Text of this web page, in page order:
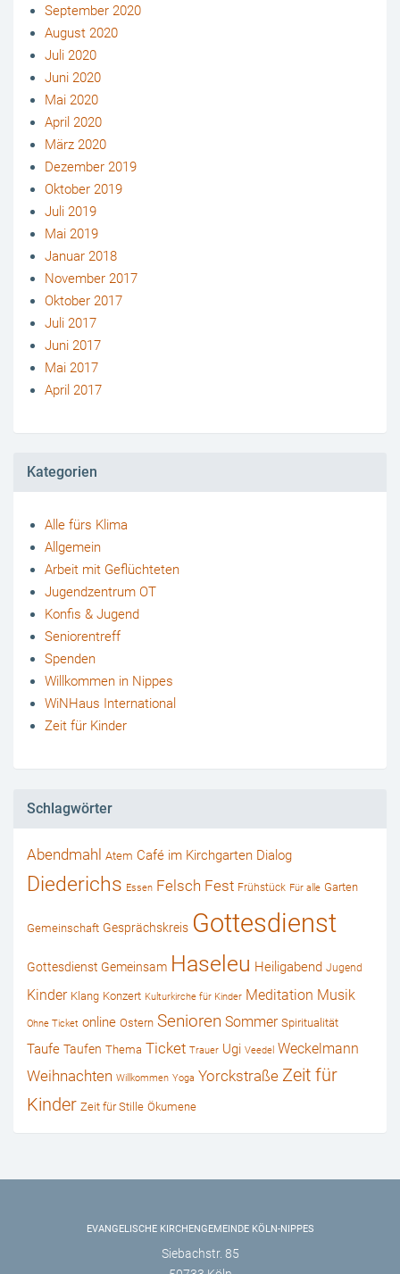
September 2020
August 2020
Juli 2020
Juni 2020
Mai 2020
April 2020
März 2020
Dezember 2019
Oktober 2019
Juli 2019
Mai 2019
Januar 2018
November 2017
Oktober 2017
Juli 2017
Juni 2017
Mai 2017
April 2017
Kategorien
Alle fürs Klima
Allgemein
Arbeit mit Geflüchteten
Jugendzentrum OT
Konfis & Jugend
Seniorentreff
Spenden
Willkommen in Nippes
WiNHaus International
Zeit für Kinder
Schlagwörter
Abendmahl Atem Café im Kirchgarten Dialog
Diederichs Essen Felsch Fest Frühstück Für alle Garten
Gemeinschaft Gesprächskreis Gottesdienst
Gottesdienst Gemeinsam Haseleu Heiligabend Jugend
Kinder Klang Konzert Kulturkirche für Kinder Meditation Musik
Ohne Ticket online Ostern Senioren Sommer Spiritualität
Taufe Taufen Thema Ticket Trauer Ugi Veedel Weckelmann
Weihnachten Willkommen Yoga Yorckstraße Zeit für
Kinder Zeit für Stille Ökumene
EVANGELISCHE KIRCHENGEMEINDE KÖLN-NIPPES
Siebachstr. 85